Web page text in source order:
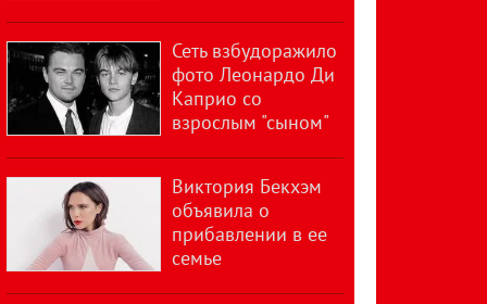
Сеть взбудоражило
фото Леонардо Ди
Каприо со
взрослым "сыном"
Виктория Бекхэм
объявила о
прибавлении в ее
семье